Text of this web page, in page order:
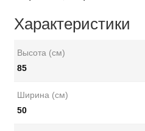
Характеристики
Высота (см)
85
Ширина (см)
50